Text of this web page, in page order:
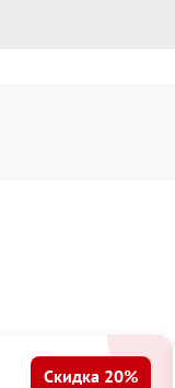
Скидка 20%